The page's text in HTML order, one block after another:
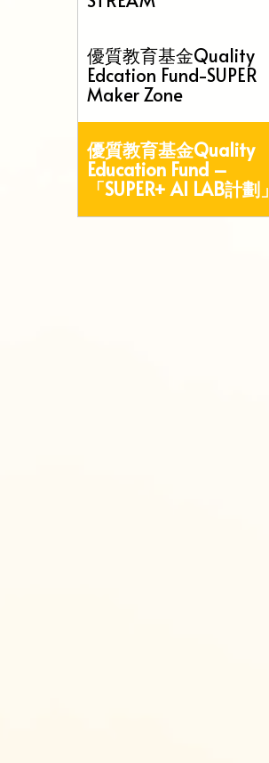
優質教育基金Quality
Edcation Fund-SUPER
Maker Zone
優質教育基金Quality
Education Fund –
「SUPER+ AI LAB計劃」